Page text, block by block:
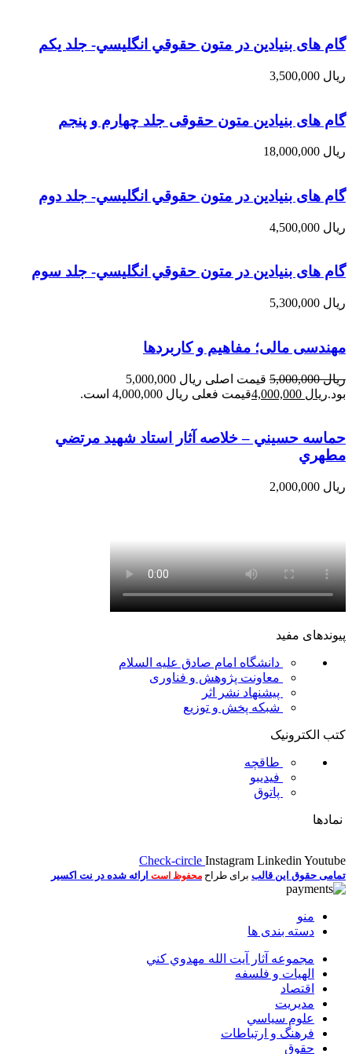
گام های بنیادین در متون حقوقي انگليسي- جلد يكم
ریال
گام های بنیادین متون حقوقی جلد چهارم و پنجم
ریال
گام های بنیادین در متون حقوقي انگليسي- جلد دوم
ریال
گام های بنیادین در متون حقوقي انگليسي- جلد سوم
ریال
مهندسی مالی؛ مفاهیم و کاربردها
ریال5,000,000
قیمت اصلی ریال 5,000,000
بود.ریال قیمت فعلی ریال 4,000,000 است.
حماسه حسيني – خلاصه آثار استاد شهيد مرتضي
مطهري
ریال
پیوندهای مفید
دانشگاه امام صادق علیه السلام
معاونت پژوهش و فناوری
پیشنهاد نشر اثر
شبکه پخش و توزیع
کتب الکترونیک
طاقچه
فیدیبو
پاتوق
نمادها
Check-circle Instagram Linkedin Youtube
تمامی حقوق این قالب برای طراح محفوظ است ارائه شده در نت اکسیر
منو
دسته بندی ها
مجموعه آثار آيت الله مهدوي كني
الهیات و فلسفه
اقتصاد
مديريت
علوم سياسي
فرهنگ و ارتباطات
حقوق